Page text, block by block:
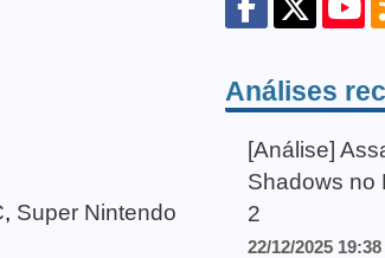
, Super Nintendo
Análises
[Análise]
Shadows no
2
22/12/2025 19:38